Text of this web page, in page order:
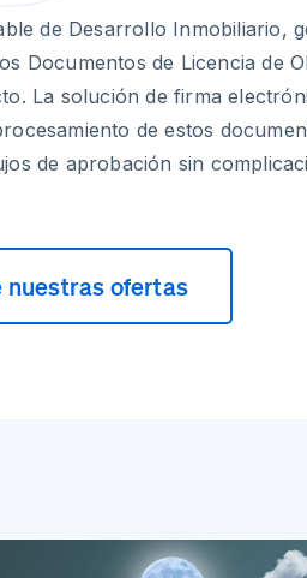
de Desarrollo Inmobiliario,
Documentos de Licencia de
La solución de firma
de estos
de aprobación sin
nuestras ofertas